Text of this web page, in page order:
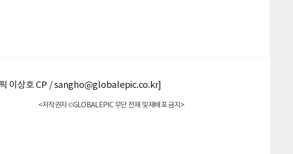
이상호 CP / sangho@globalepic.co.kr]
<저작권자 ©GLOBALEPIC 무단 전재 및 재배포 금지>